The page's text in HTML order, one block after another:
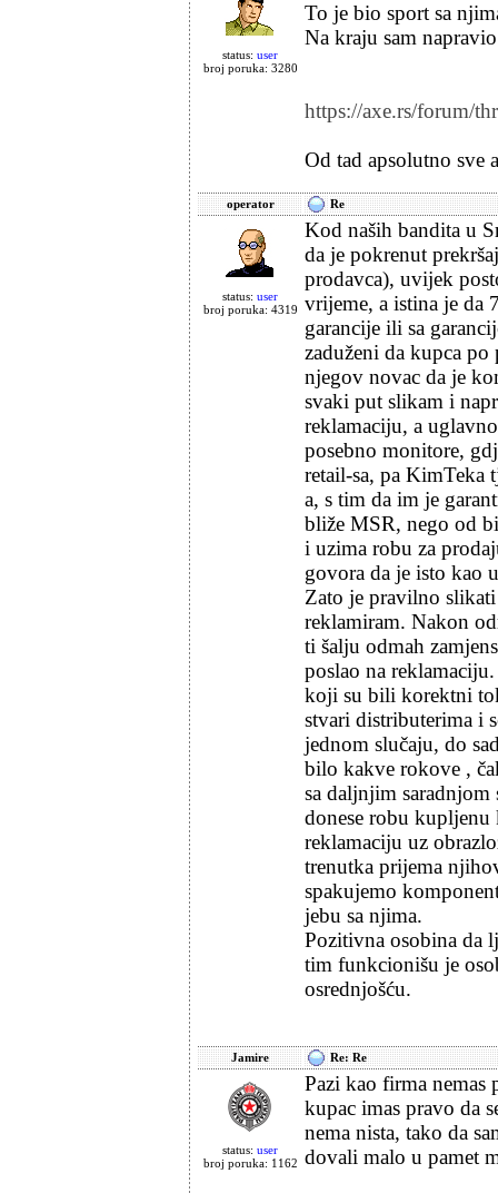
status: user
broj poruka: 3280
To je bio sport sa
Na kraju sam
https://axe.rs/forum/
Od tad apsolutno sve
operator Re
status: user
broj poruka: 4319
Kod naših bandita u
da je pokrenut
prodavca), uvijek
vrijeme, a istina je da
garancije ili sa
zaduženi da kupca
njegov novac da je
svaki put slikam i
reklamaciju, a
posebno monitore,
retail-sa, pa KimTeka
a, s tim da im je
bliže MSR, nego od
i uzima robu za
govora da je isto kao
Zato je pravilno
reklamiram. Nakon
ti šalju odmah
poslao na
koji su bili korektni
stvari distributerima i
jednom slučaju, do
bilo kakve rokove ,
sa daljnjim
donese robu kupljenu
reklamaciju uz
trenutka prijema
spakujemo
jebu sa njima.
Pozitivna osobina da
tim funkcionišu je
osrednjošću.
Jamire Re: Re
status: user
broj poruka: 1162
Pazi kao firma nemas
kupac imas pravo da
nema nista, tako da
dovali malo u pamet